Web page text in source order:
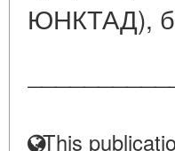
ЮНКТАД),
This